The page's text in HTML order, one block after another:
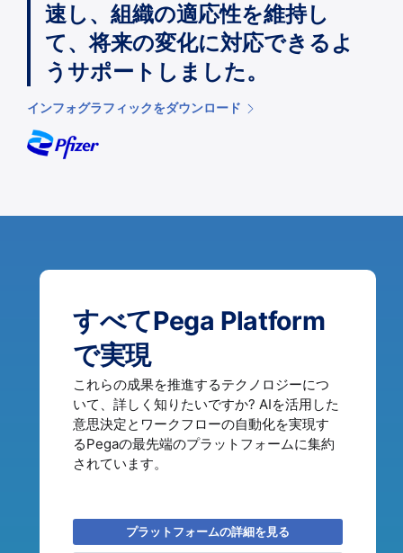
速し、組織の適応性を維持し
て、将来の変化に対応できるよ
うサポートしました。
インフォグラフィックをダウンロード
すべてPega Platform
で実現
これらの成果を推進するテクノロジーにつ
いて、詳しく知りたいですか? AIを活用した
意思決定とワークフローの自動化を実現す
るPegaの最先端のプラットフォームに集約
されています。
プラットフォームの詳細を見る